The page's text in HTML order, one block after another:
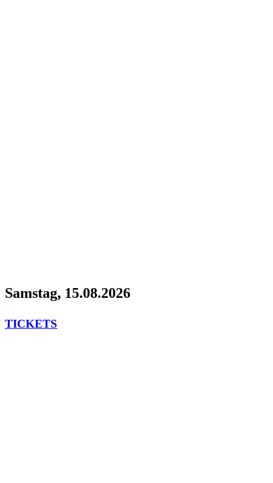
Samstag, 15.08.2026
TICKETS